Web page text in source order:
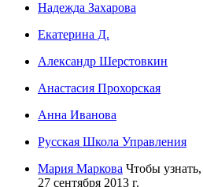
Надежда Захарова
Екатерина Д.
Александр Шерстовкин
Анастасия Прохорская
Анна Иванова
Русская Школа Управления
Мария Маркова Чтобы
27 сентября 2013 г.